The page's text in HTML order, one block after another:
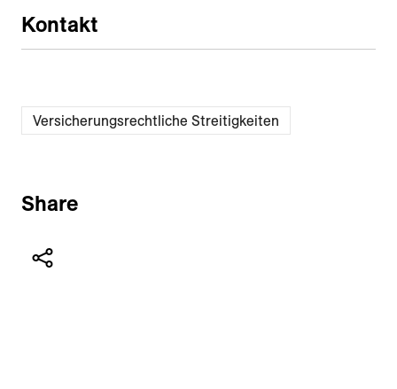
Kontakt
Versicherungsrechtliche Streitigkeiten
Share